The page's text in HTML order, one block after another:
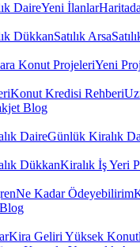
DaireYeni İlanlar
DükkanSatılık Arsa
Konut ProjeleriYeni
Konut Kredisi Rehberi
Blog
DaireGünlük Kiralık
DükkanKiralık İş Yeri
Ne Kadar Ödeyebilirim
Kira Geliri Yüksek